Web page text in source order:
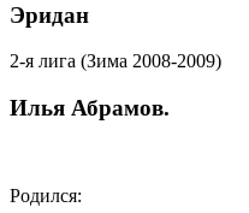
Эридан
2-я лига (Зима 2008-2009)
Илья Абрамов.
Родился: